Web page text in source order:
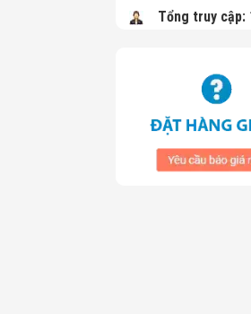
Tổng truy cập: